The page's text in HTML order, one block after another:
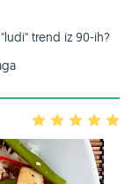
trend iz 90-ih?
2 3 4